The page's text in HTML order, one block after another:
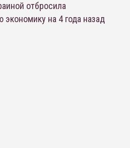
отбросила
экономику на 4 года назад